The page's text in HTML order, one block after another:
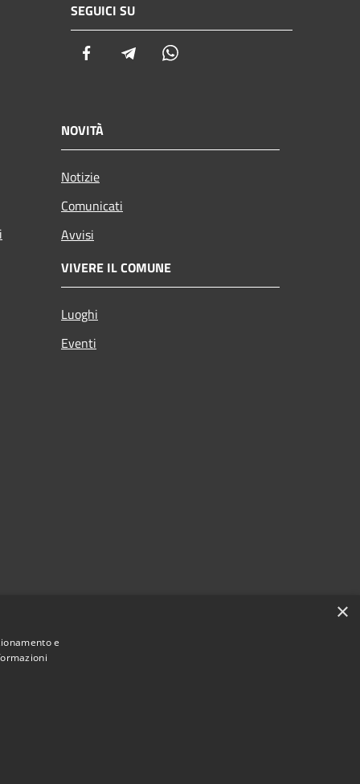
SEGUICI SU
Facebook Telegram
NOVITÀ
Notizie
Comunicati
Avvisi
VIVERE IL COMUNE
Luoghi
Eventi
×
e